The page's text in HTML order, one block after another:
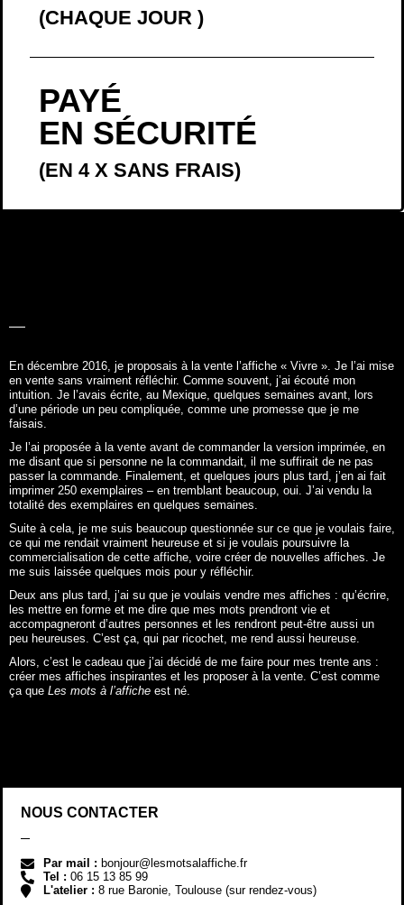
(CHAQUE JOUR )
PAYÉ
EN SÉCURITÉ
(EN 4 X SANS FRAIS)
En décembre 2016, je proposais à la vente l’affiche « Vivre ». Je l’ai mise
en vente sans vraiment réfléchir. Comme souvent, j’ai écouté mon
intuition. Je l’avais écrite, au Mexique, quelques semaines avant, lors
d’une période un peu compliquée, comme une promesse que je me
faisais.
Je l’ai proposée à la vente avant de commander la version imprimée, en
me disant que si personne ne la commandait, il me suffirait de ne pas
passer la commande. Finalement, et quelques jours plus tard, j’en ai fait
imprimer 250 exemplaires – en tremblant beaucoup, oui. J’ai vendu la
totalité des exemplaires en quelques semaines.
Suite à cela, je me suis beaucoup questionnée sur ce que je voulais faire,
ce qui me rendait vraiment heureuse et si je voulais poursuivre la
commercialisation de cette affiche, voire créer de nouvelles affiches. Je
me suis laissée quelques mois pour y réfléchir.
Deux ans plus tard, j’ai su que je voulais vendre mes affiches : qu’écrire,
les mettre en forme et me dire que mes mots prendront vie et
accompagneront d’autres personnes et les rendront peut-être aussi un
peu heureuses. C’est ça, qui par ricochet, me rend aussi heureuse.
Alors, c’est le cadeau que j’ai décidé de me faire pour mes trente ans :
créer mes affiches inspirantes et les proposer à la vente. C’est comme
ça que Les mots à l’affiche est né.
NOUS CONTACTER
Par mail : bonjour@lesmotsalaffiche.fr
Tel : 06 15 13 85 99
L'atelier : 8 rue Baronie, Toulouse (sur rendez-vous)